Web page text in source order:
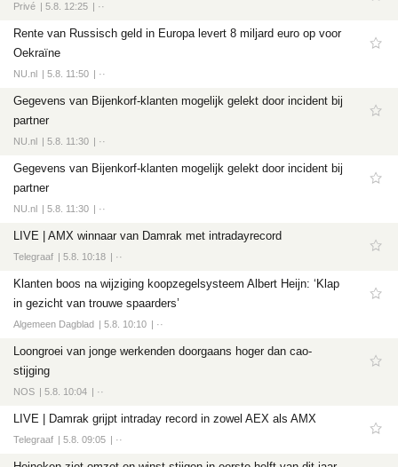
Privé 5.8. 12:25 ··
Rente van Russisch geld in Europa levert 8 miljard euro op voor
Oekraïne
NU.nl 5.8. 11:50 ··
Gegevens van Bijenkorf-klanten mogelijk gelekt door incident bij
partner
NU.nl 5.8. 11:30 ··
Gegevens van Bijenkorf-klanten mogelijk gelekt door incident bij
partner
NU.nl 5.8. 11:30 ··
LIVE | AMX winnaar van Damrak met intradayrecord
Telegraaf 5.8. 10:18 ··
Klanten boos na wijziging koopzegelsysteem Albert Heijn: ‘Klap
in gezicht van trouwe spaarders’
Algemeen Dagblad 5.8. 10:10 ··
Loongroei van jonge werkenden doorgaans hoger dan cao-
stijging
NOS 5.8. 10:04 ··
LIVE | Damrak grijpt intraday record in zowel AEX als AMX
Telegraaf 5.8. 09:05 ··